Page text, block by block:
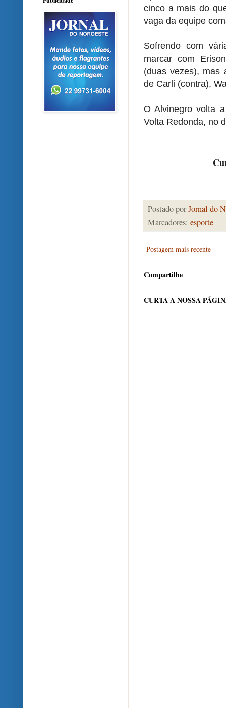
cinco a mais do
vaga da equipe
Sofrendo com
marcar com
(duas vezes), mas
de Carli (contra),
O Alvinegro volta
Volta Redonda, no
Postado porJornal do
Marcadores: esporte
Postagem mais recente
Compartilhe
CURTA A NOSSA